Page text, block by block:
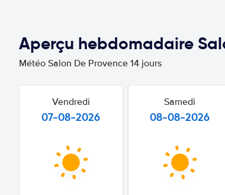
Aperçu hebdomadaire
Météo Salon De Provence 14 jours
Vendredi
07-08-2026
Samedi
08-08-2026